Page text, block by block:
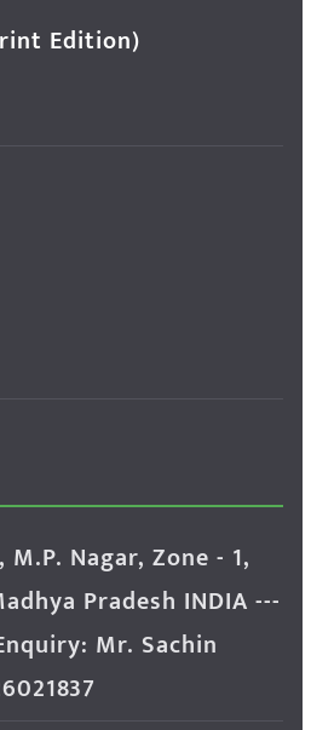
Edition)
Nagar, Zone - 1,
Pradesh INDIA ---
Mr. Sachin